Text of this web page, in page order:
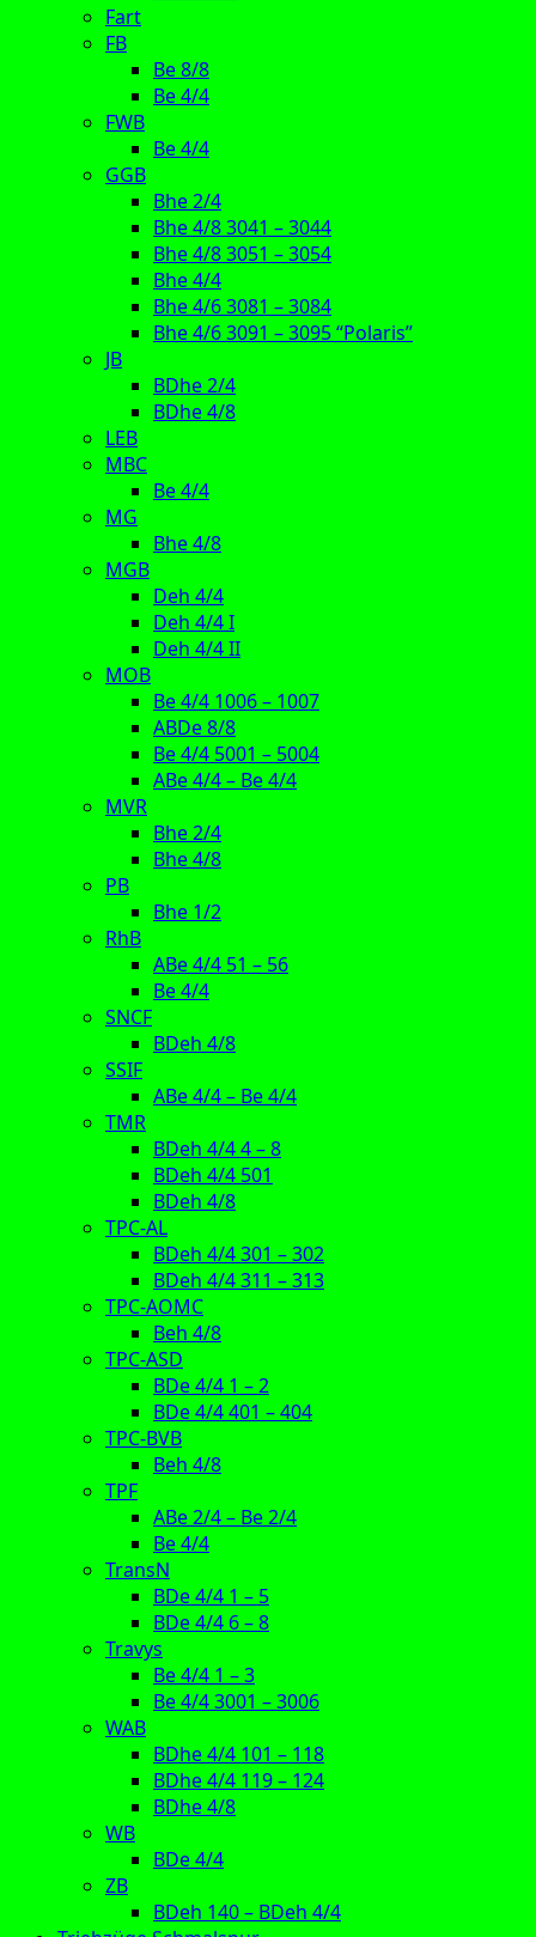
Fart
FB
Be 8/8
Be 4/4
FWB
Be 4/4
GGB
Bhe 2/4
Bhe 4/8 3041 – 3044
Bhe 4/8 3051 – 3054
Bhe 4/4
Bhe 4/6 3081 – 3084
Bhe 4/6 3091 – 3095 “Polaris”
JB
BDhe 2/4
BDhe 4/8
LEB
MBC
Be 4/4
MG
Bhe 4/8
MGB
Deh 4/4
Deh 4/4 I
Deh 4/4 II
MOB
Be 4/4 1006 – 1007
ABDe 8/8
Be 4/4 5001 – 5004
ABe 4/4 – Be 4/4
MVR
Bhe 2/4
Bhe 4/8
PB
Bhe 1/2
RhB
ABe 4/4 51 – 56
Be 4/4
SNCF
BDeh 4/8
SSIF
ABe 4/4 – Be 4/4
TMR
BDeh 4/4 4 – 8
BDeh 4/4 501
BDeh 4/8
TPC-AL
BDeh 4/4 301 – 302
BDeh 4/4 311 – 313
TPC-AOMC
Beh 4/8
TPC-ASD
BDe 4/4 1 – 2
BDe 4/4 401 – 404
TPC-BVB
Beh 4/8
TPF
ABe 2/4 – Be 2/4
Be 4/4
TransN
BDe 4/4 1 – 5
BDe 4/4 6 – 8
Travys
Be 4/4 1 – 3
Be 4/4 3001 – 3006
WAB
BDhe 4/4 101 – 118
BDhe 4/4 119 – 124
BDhe 4/8
WB
BDe 4/4
ZB
BDeh 140 – BDeh 4/4